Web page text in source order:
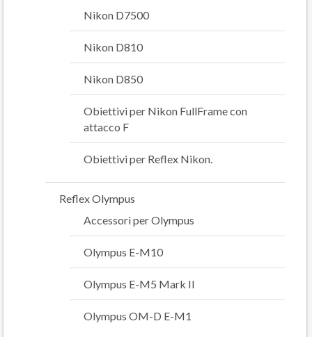
Nikon D7500
Nikon D810
Nikon D850
Obiettivi per Nikon FullFrame con
attacco F
Obiettivi per Reflex Nikon.
Reflex Olympus
Accessori per Olympus
Olympus E-M10
Olympus E-M5 Mark II
Olympus OM-D E-M1